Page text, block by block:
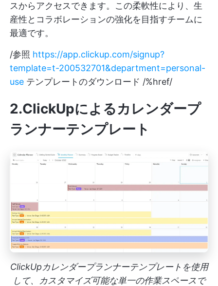
スからアクセスできます。この柔軟性により、生
産性とコラボレーションの強化を目指すチームに
最適です。
/参照 https://app.clickup.com/signup?
template=t-200532701&department=personal-
use テンプレートのダウンロード /%href/
2.ClickUpによるカレンダープ
ランナーテンプレート
ClickUpカレンダープランナーテンプレートを使用
して、カスタマイズ可能な単一の作業スペースで